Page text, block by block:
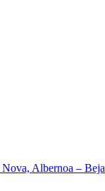
Albernoa – Beja